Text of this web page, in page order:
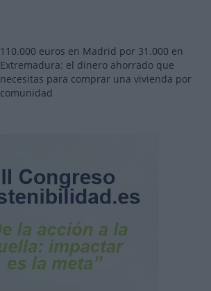
110.000 euros en Madrid por 31.000 en
Extremadura: el dinero ahorrado que
necesitas para comprar una vivienda por
comunidad